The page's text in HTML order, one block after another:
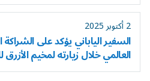
2 أكتوبر 2025
السفير الياباني يؤكد على الشراكة
العالمي خلال زيارته لمخيم الأزرق